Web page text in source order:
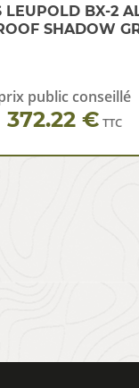
LEUPOLD BX-2
SHADOW
public conseillé
372.22 € TTC